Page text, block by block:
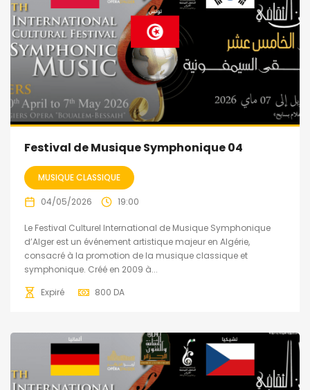
Festival de Musique Symphonique 04
MUSIQUE CLASSIQUE
04/05/2026 19:00
Le Festival Culturel International de Musique Symphonique
d’Alger est un événement artistique majeur en Algérie,
consacré à la promotion de la musique classique et
symphonique. Créé en 2009 à...
Expiré
800 DA